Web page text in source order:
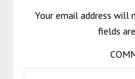
Your email address will
fields